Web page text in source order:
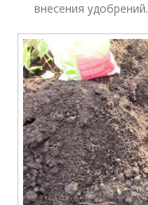
внесения удобрений.